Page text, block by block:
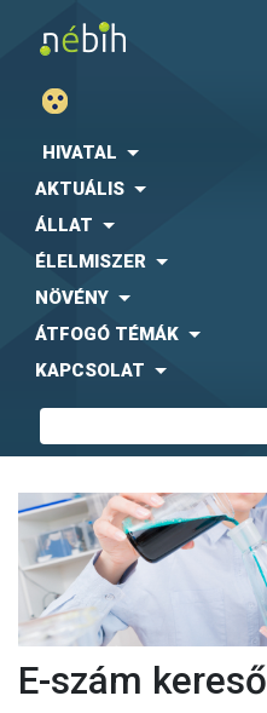
HIVATAL
AKTUÁLIS
ÁLLAT
ÉLELMISZER
NÖVÉNY
ÁTFOGÓ TÉMÁK
KAPCSOLAT
E-szám kereső